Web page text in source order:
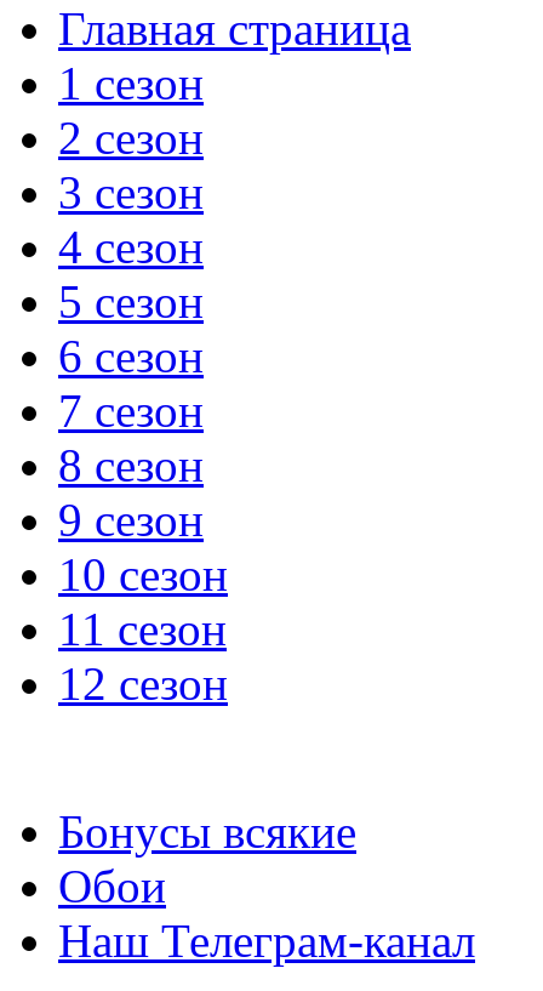
Главная страница
1 сезон
2 сезон
3 сезон
4 сезон
5 сезон
6 сезон
7 сезон
8 сезон
9 сезон
10 сезон
11 сезон
12 сезон
Бонусы всякие
Обои
Наш Телеграм-канал